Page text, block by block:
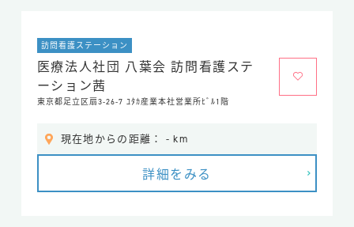
訪問看護ステーション
医療法人社団 八葉会 訪問看護ステ
ーション茜
東京都足立区扇3-26-7 ﾕﾀｶ産業本社営業所ﾋﾞﾙ1階
現在地からの距離： - km
詳細をみる